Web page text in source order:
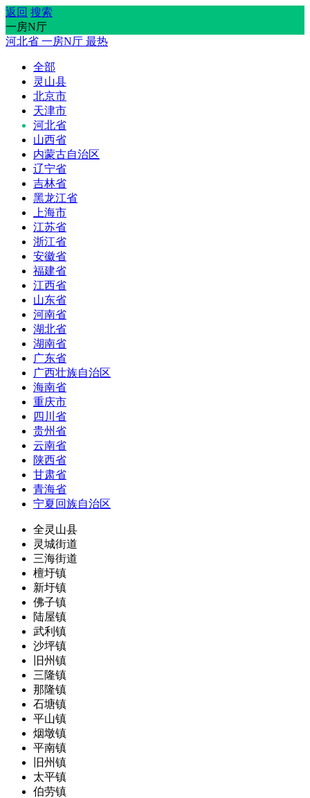
返回 搜索
一房N厅
河北省 一房N厅 最热
全部
灵山县
北京市
天津市
河北省
山西省
内蒙古自治区
辽宁省
吉林省
黑龙江省
上海市
江苏省
浙江省
安徽省
福建省
江西省
山东省
河南省
湖北省
湖南省
广东省
广西壮族自治区
海南省
重庆市
四川省
贵州省
云南省
陕西省
甘肃省
青海省
宁夏回族自治区
全灵山县
灵城街道
三海街道
檀圩镇
新圩镇
佛子镇
陆屋镇
武利镇
沙坪镇
旧州镇
三隆镇
那隆镇
石塘镇
平山镇
烟墩镇
平南镇
旧州镇
太平镇
伯劳镇